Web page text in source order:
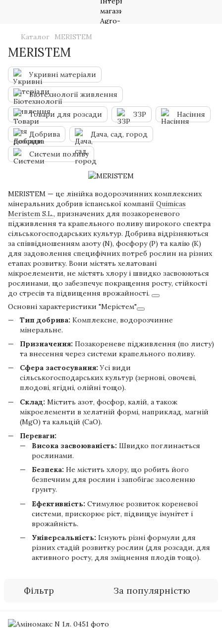
Каталог MERISTEM
MERISTEM
Укривні матеріали
Біотехнології живлення
Товари для розсади ЗЗР Насіння
Добрива Дача, сад, город
Системи поливу
MERISTEM — це лінійка водорозчинних комплексних
мінеральних добрив іспанської компанії Quimicas
Meristem S.L., призначених для позакореневого
підживлення та крапельного поливу широкого спектра
сільськогосподарських культур. Добрива відрізняються
за співвідношенням азоту (N), фосфору (P) та калію (K)
для задоволення специфічних потреб рослин на різних
етапах розвитку. Вони містять хелатовані
мікроелементи, не містять хлору і швидко засвоюються
рослинами, що забезпечує покращення росту, стійкості
до стресів та підвищення врожайності.
Основні характеристики "Мерістем"
Тип добрива: Комплексне, водорозчинне
мінеральне.
Призначення: Позакореневе підживлення (по листу)
та внесення через системи крапельного поливу.
Сфера застосування: Усі види
сільськогосподарських культур (зернові, овочеві,
плодові, ягідні, олійні тощо).
Склад: Містить азот, фосфор, калій, а також
мікроелементи в хелатній формі, наприклад, магній
(MgO) та кальцій (CaO).
Переваги:
Висока засвоюваність: Швидко поглинається
рослинами.
Безпека: Не містить хлору, що робить його
безпечним для рослин і запобігає засоленню
ґрунту.
Ефективність: Стимулює розвиток кореневої
системи, прискорює ріст, підвищує імунітет і
врожайність.
Універсальність: Існують різні формули для
різних стадій розвитку рослин (для розсади, для
активного росту, для зміцнення плодів тощо).
Фільтр За популярністю